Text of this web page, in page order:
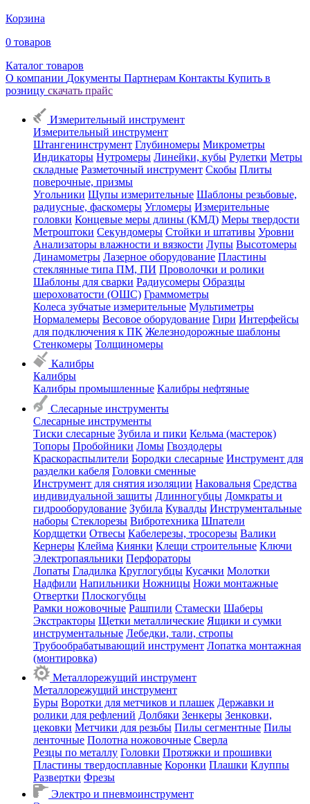
Корзина
0 товаров
Каталог товаров
О компании Документы Партнерам Контакты Купить в
розницу скачать прайс
Измерительный инструмент
Измерительный инструмент
Штангенинструмент Глубиномеры Микрометры
Индикаторы Нутромеры Линейки, кубы Рулетки Метры
складные Разметочный инструмент Скобы Плиты
поверочные, призмы
Угольники Щупы измерительные Шаблоны резьбовые,
радиусные, фаскомеры Угломеры Измерительные
головки Концевые меры длины (КМД) Меры твердости
Метроштоки Секундомеры Стойки и штативы Уровни
Анализаторы влажности и вязкости Лупы Высотомеры
Динамометры Лазерное оборудование Пластины
стеклянные типа ПМ, ПИ Проволочки и ролики
Шаблоны для сварки Радиусомеры Образцы
шероховатости (ОШС) Граммометры
Колеса зубчатые измерительные Мультиметры
Нормалемеры Весовое оборудование Гири Интерфейсы
для подключения к ПК Железнодорожные шаблоны
Стенкомеры Толщиномеры
Калибры
Калибры
Калибры промышленные Калибры нефтяные
Слесарные инструменты
Слесарные инструменты
Тиски слесарные Зубила и пики Кельма (мастерок)
Топоры Пробойники Ломы Гвоздодеры
Краскораспылители Бородки слесарные Инструмент для
разделки кабеля Головки сменные
Инструмент для снятия изоляции Наковальня Средства
индивидуальной защиты Длинногубцы Домкраты и
гидрооборудование Зубила Кувалды Инструментальные
наборы Стеклорезы Вибротехника Шпатели
Кордщетки Отвесы Кабелерезы, тросорезы Валики
Кернеры Клейма Киянки Клещи строительные Ключи
Электропаяльники Перфораторы
Лопаты Гладилка Круглогубцы Кусачки Молотки
Надфили Напильники Ножницы Ножи монтажные
Отвертки Плоскогубцы
Рамки ножовочные Рашпили Стамески Шаберы
Экстракторы Щетки металлические Ящики и сумки
инструментальные Лебедки, тали, стропы
Трубообрабатывающий инструмент Лопатка монтажная
(монтировка)
Металлорежущий инструмент
Металлорежущий инструмент
Буры Воротки для метчиков и плашек Державки и
ролики для рефлений Долбяки Зенкеры Зенковки,
цековки Метчики для резьбы Пилы сегментные Пилы
ленточные Полотна ножовочные Сверла
Резцы по металлу Головки Протяжки и прошивки
Пластины твердосплавные Коронки Плашки Клуппы
Развертки Фрезы
Электро и пневмоинструмент